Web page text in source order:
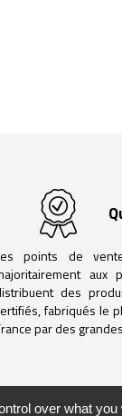
points de
aux
des
fabriqués le
par des
over what you